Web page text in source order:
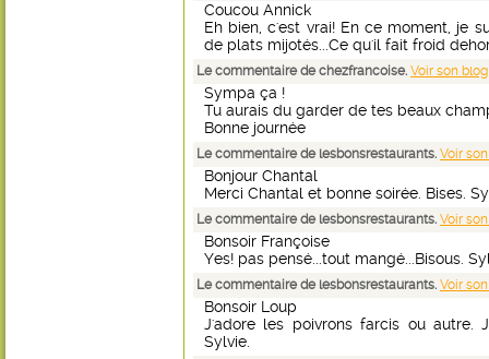
Coucou Annick
Eh bien, c'est vrai! En ce moment, je
de plats mijotés...Ce qu'il fait froid
Le commentaire de chezfrancoise. Voir son blog
Sympa ça !
Tu aurais du garder de tes beaux
Bonne journée
Le commentaire de lesbonsrestaurants. Voir
Bonjour Chantal
Merci Chantal et bonne soirée. Bises.
Le commentaire de lesbonsrestaurants. Voir
Bonsoir Françoise
Yes! pas pensé...tout mangé...Bisous.
Le commentaire de lesbonsrestaurants. Voir
Bonsoir Loup
J'adore les poivrons farcis ou autre.
Sylvie.